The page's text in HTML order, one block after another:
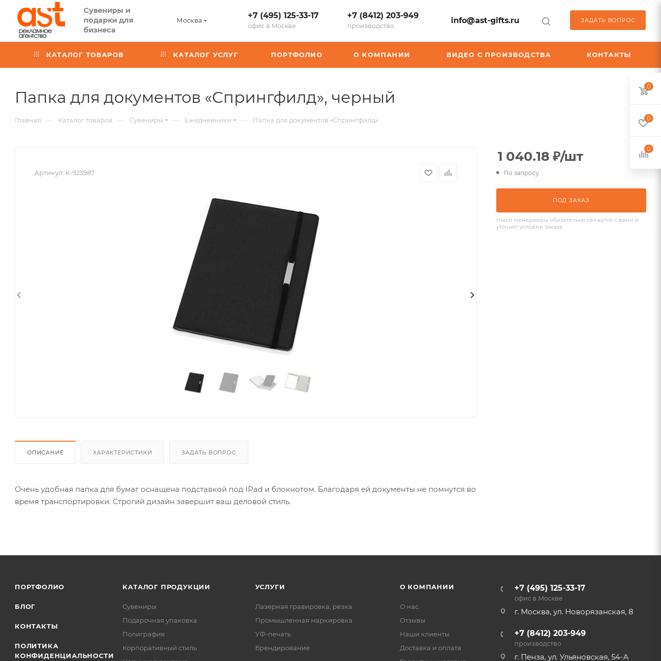
Сувениры и
подарки для
бизнеса
Москва +7 (495) 125-33-17
офис в Москве
+7 (8412) 203-949
производство
info@ast-gifts.ru ЗАДАТЬ ВОПРОС
КАТАЛОГ ТОВАРОВ КАТАЛОГ УСЛУГ ПОРТФОЛИО О КОМПАНИИ ВИДЕО С ПРОИЗВОДСТВА КОНТАКТЫ
Папка для документов «Спрингфилд», черный
Главная — Каталог товаров — Сувениры — Ежедневники — Папка для документов «Спрингфилд»
Артикул: K-923987
ОПИСАНИЕ ХАРАКТЕРИСТИКИ ЗАДАТЬ ВОПРОС
Очень удобная папка для бумаг оснащена подставкой под IPad и блокнотом. Благодаря ей документы не помнутся во
время транспортировки. Строгий дизайн завершит ваш деловой стиль.
1 040.18 ₽/шт
По запросу
ПОД ЗАКАЗ
Наши менеджеры обязательно свяжутся с вами и
уточнят условия заказа
ПОРТФОЛИО
БЛОГ
КОНТАКТЫ
ПОЛИТИКА
КОНФИДЕНЦИАЛЬНОСТИ
КАТАЛОГ ПРОДУКЦИИ
Сувениры
Подарочная упаковка
Полиграфия
Корпоративный стиль
УСЛУГИ
Лазерная гравировка, резка
Промышленная маркировка
УФ-печать
Брендирование
О КОМПАНИИ
О нас
Отзывы
Наши клиенты
Доставка и оплата
+7 (495) 125-33-17
офис в Москве
г. Москва, ул. Новорязанская, 8
+7 (8412) 203-949
производство
г. Пенза, ул. Ульяновская, 54-А
0
0
0